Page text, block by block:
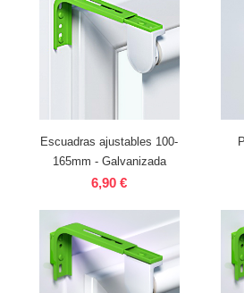
Escuadras ajustables 100-
165mm - Galvanizada
6,90 €